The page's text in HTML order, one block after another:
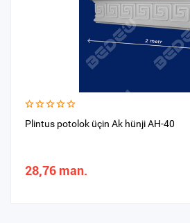
Plintus potolok üçin Ak hünji AH-40
28,76 man.